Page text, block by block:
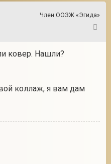
Член ООЗЖ «Эгида»
ковер. Нашли?
коллаж, я вам дам